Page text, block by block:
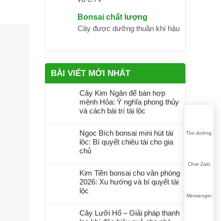
Bonsai chất lượng
Cây được dưỡng thuần khí hậu
BÀI VIẾT MỚI NHẤT
Cây Kim Ngân để bàn hợp
mệnh Hỏa: Ý nghĩa phong thủy
và cách bài trí tài lộc
Ngọc Bích bonsai mini hút tài
lộc: Bí quyết chiêu tài cho gia
chủ
Kim Tiền bonsai cho văn phòng
2026: Xu hướng và bí quyết tài
lộc
Cây Lưỡi Hổ – Giải pháp thanh
Tìm đường
Chat Zalo
Messenger